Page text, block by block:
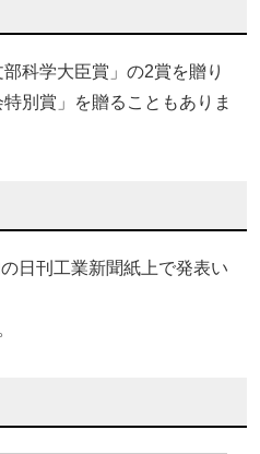
科学大臣賞」の2賞を贈り
別賞」を贈ることもありま
日刊工業新聞紙上で発表い